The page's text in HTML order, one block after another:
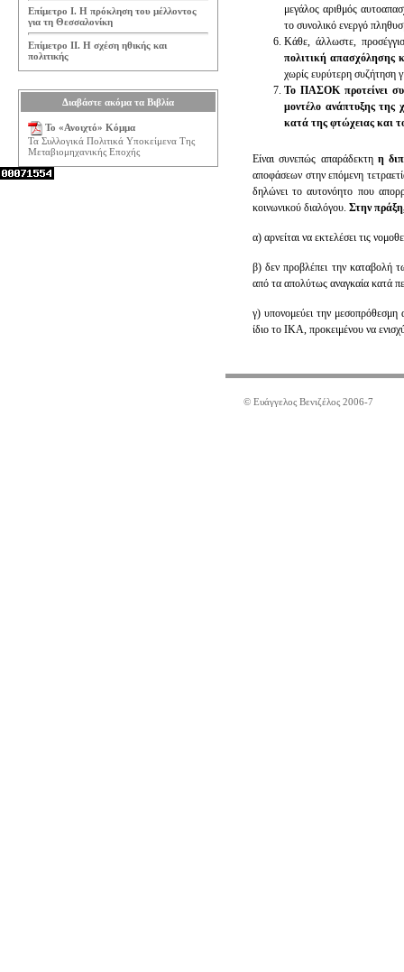
Επίμετρο Ι. Η πρόκληση του μέλλοντος
για τη Θεσσαλονίκη
Επίμετρο ΙΙ. Η σχέση ηθικής και
πολιτικής
Διαβάστε ακόμα τα Βιβλία
Το «Ανοιχτό» Κόμμα
Τα Συλλογικά Πολιτικά Υποκείμενα Της
Μεταβιομηχανικής Εποχής
μεγάλος αριθμός
το συνολικό ενεργό
Κάθε, άλλωστε,
πολιτική απασχόλησης
χωρίς ευρύτερη συζήτηση
Το ΠΑΣΟΚ προτείνει
μοντέλο ανάπτυξης της
κατά της φτώχειας και
Είναι συνεπώς απαράδεκτη η
αποφάσεων στην επόμενη
δηλώνει το αυτονόητο που
κοινωνικού διαλόγου. Στην
α) αρνείται να εκτελέσει τις
β) δεν προβλέπει την καταβολή
από τα απολύτως αναγκαία κατά
γ) υπονομεύει την
ίδιο το ΙΚΑ, προκειμένου να
© Ευάγγελος Βενιζέλος 2006-7